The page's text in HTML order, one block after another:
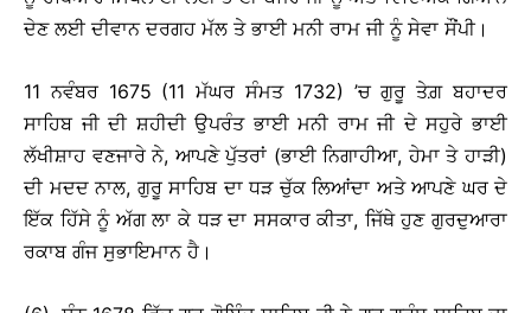
ਦੇਣ ਲਈ ਦੀਵਾਨ ਦਰਗਹ ਮੱਲ ਤੇ ਭਾਈ ਮਨੀ ਰਾਮ ਜੀ ਨੂੰ ਸੇਵਾ ਸੌਂਪੀ।
11 ਨਵੰਬਰ 1675 (11 ਮੱਘਰ ਸੰਮਤ 1732) ’ਚ ਗੁਰੂ ਤੇਗ਼ ਬਹਾਦਰ
ਸਾਹਿਬ ਜੀ ਦੀ ਸ਼ਹੀਦੀ ਉਪਰੰਤ ਭਾਈ ਮਨੀ ਰਾਮ ਜੀ ਦੇ ਸਹੁਰੇ ਭਾਈ
ਲੱਖੀਸ਼ਾਹ ਵਣਜਾਰੇ ਨੇ, ਆਪਣੇ ਪੁੱਤਰਾਂ (ਭਾਈ ਨਿਗਾਹੀਆ, ਹੇਮਾ ਤੇ ਹਾੜੀ)
ਦੀ ਮਦਦ ਨਾਲ, ਗੁਰੂ ਸਾਹਿਬ ਦਾ ਧੜ ਚੁੱਕ ਲਿਆਂਦਾ ਅਤੇ ਆਪਣੇ ਘਰ ਦੇ
ਇੱਕ ਹਿੱਸੇ ਨੂੰ ਅੱਗ ਲਾ ਕੇ ਧੜ ਦਾ ਸਸਕਾਰ ਕੀਤਾ, ਜਿੱਥੇ ਹੁਣ ਗੁਰਦੁਆਰਾ
ਰਕਾਬ ਗੰਜ ਸੁਭਾਇਮਾਨ ਹੈ।